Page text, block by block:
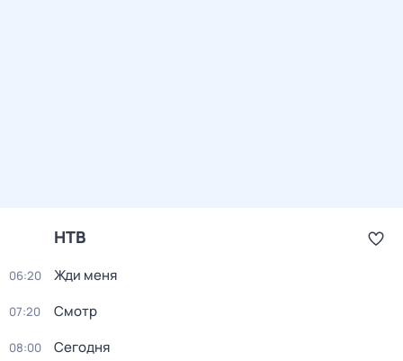
НТВ
06:20 Жди меня
07:20 Смотр
08:00 Сегодня